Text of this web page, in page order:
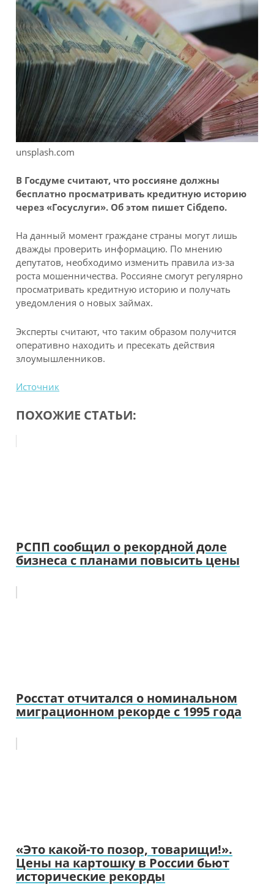
unsplash.com
В Госдуме считают, что россияне должны
бесплатно просматривать кредитную историю
через «Госуслуги». Об этом пишет Сiбдепо.
На данный момент граждане страны могут лишь
дважды проверить информацию. По мнению
депутатов, необходимо изменить правила из-за
роста мошенничества. Россияне смогут регулярно
просматривать кредитную историю и получать
уведомления о новых займах.
Эксперты считают, что таким образом получится
оперативно находить и пресекать действия
злоумышленников.
Источник
ПОХОЖИЕ СТАТЬИ:
РСПП сообщил о рекордной доле
бизнеса с планами повысить цены
Росстат отчитался о номинальном
миграционном рекорде с 1995 года
«Это какой-то позор, товарищи!».
Цены на картошку в России бьют
исторические рекорды